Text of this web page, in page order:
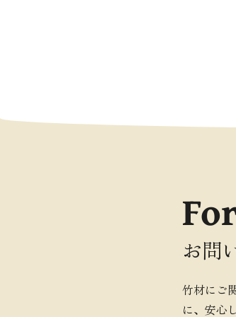
お問
竹材にご
に、安心